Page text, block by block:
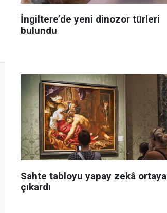
İngiltere’de yeni dinozor türleri
bulundu
Sahte tabloyu yapay zekâ ortaya
çıkardı